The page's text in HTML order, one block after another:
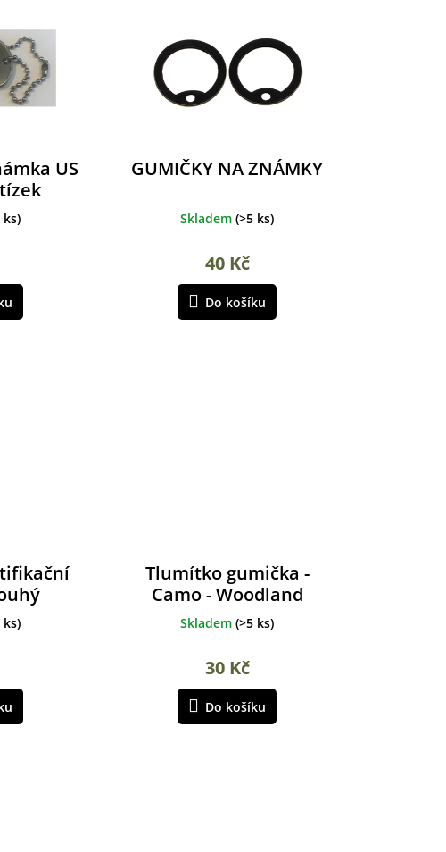
US
ks)
GUMIČKY NA ZNÁMKY
Skladem(>5 ks)
40 Kč
Do košíku
ks)
Tlumítko gumička -
Camo - Woodland
Skladem(>5 ks)
30 Kč
Do košíku